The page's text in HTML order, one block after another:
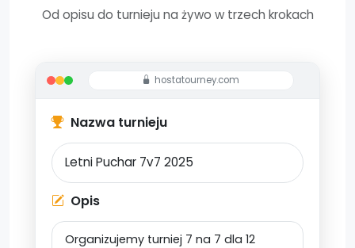
Od opisu do turnieju na żywo w trzech krokach
hostatourney.com
Nazwa turnieju
Opis